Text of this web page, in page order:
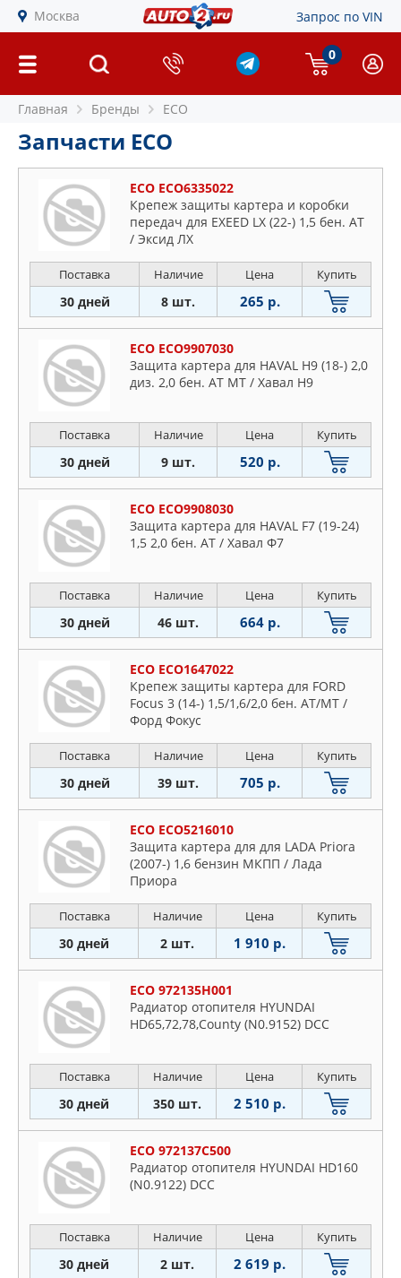
Москва Запрос по VIN
0
Главная Бренды ECO
Запчасти ECO
ECO ECO6335022
Крепеж защиты картера и коробки
передач для EXEED LX (22-) 1,5 бен. AT
/ Эксид ЛХ
Поставка Наличие Цена Купить
30 дней 8 шт. 265 р.
ECO ECO9907030
Защита картера для HAVAL H9 (18-) 2,0
диз. 2,0 бен. АТ MT / Хавал Н9
Поставка Наличие Цена Купить
30 дней 9 шт. 520 р.
ECO ECO9908030
Защита картера для HAVAL F7 (19-24)
1,5 2,0 бен. AT / Хавал Ф7
Поставка Наличие Цена Купить
30 дней 46 шт. 664 р.
ECO ECO1647022
Крепеж защиты картера для FORD
Focus 3 (14-) 1,5/1,6/2,0 бен. AT/MT /
Форд Фокус
Поставка Наличие Цена Купить
30 дней 39 шт. 705 р.
ECO ECO5216010
Защита картера для для LADA Priora
(2007-) 1,6 бензин МКПП / Лада
Приора
Поставка Наличие Цена Купить
30 дней 2 шт. 1 910 р.
ECO 972135H001
Радиатор отопителя HYUNDAI
HD65,72,78,County (N0.9152) DСС
Поставка Наличие Цена Купить
30 дней 350 шт. 2 510 р.
ECO 972137C500
Радиатор отопителя HYUNDAI HD160
(N0.9122) DCC
Поставка Наличие Цена Купить
30 дней 2 шт. 2 619 р.